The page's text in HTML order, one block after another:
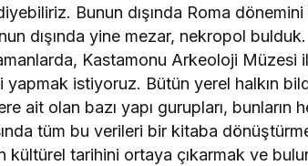
Bunun dışında Roma
dışında yine mezar, nekropol
Kastamonu Arkeoloji Müzesi
yapmak istiyoruz. Bütün yerel halkın
ait olan bazı yapı gurupları, bunların
tüm bu verileri bir kitaba
kültürel tarihini ortaya çıkarmak ve